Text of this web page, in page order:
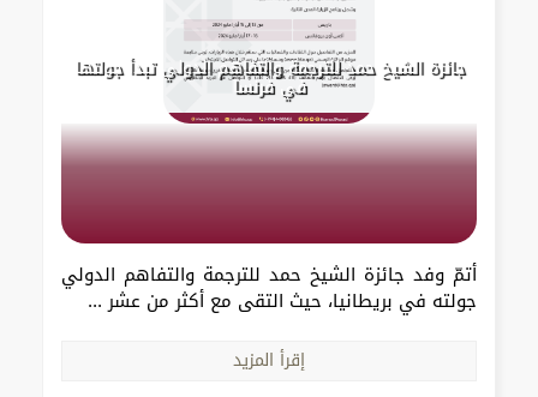
جائزة الشيخ حمد للترجمة والتفاهم الدولي تبدأ جولتها
في فرنسا
أتمّ وفد جائزة الشيخ حمد للترجمة والتفاهم الدولي
جولته في بريطانيا، حيث التقى مع أكثر من عشر ...
إقرأ المزيد